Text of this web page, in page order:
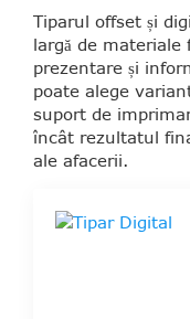
Tiparul offset și
largă de
prezentare și
poate alege
suport de
încât rezultatul
ale afacerii.